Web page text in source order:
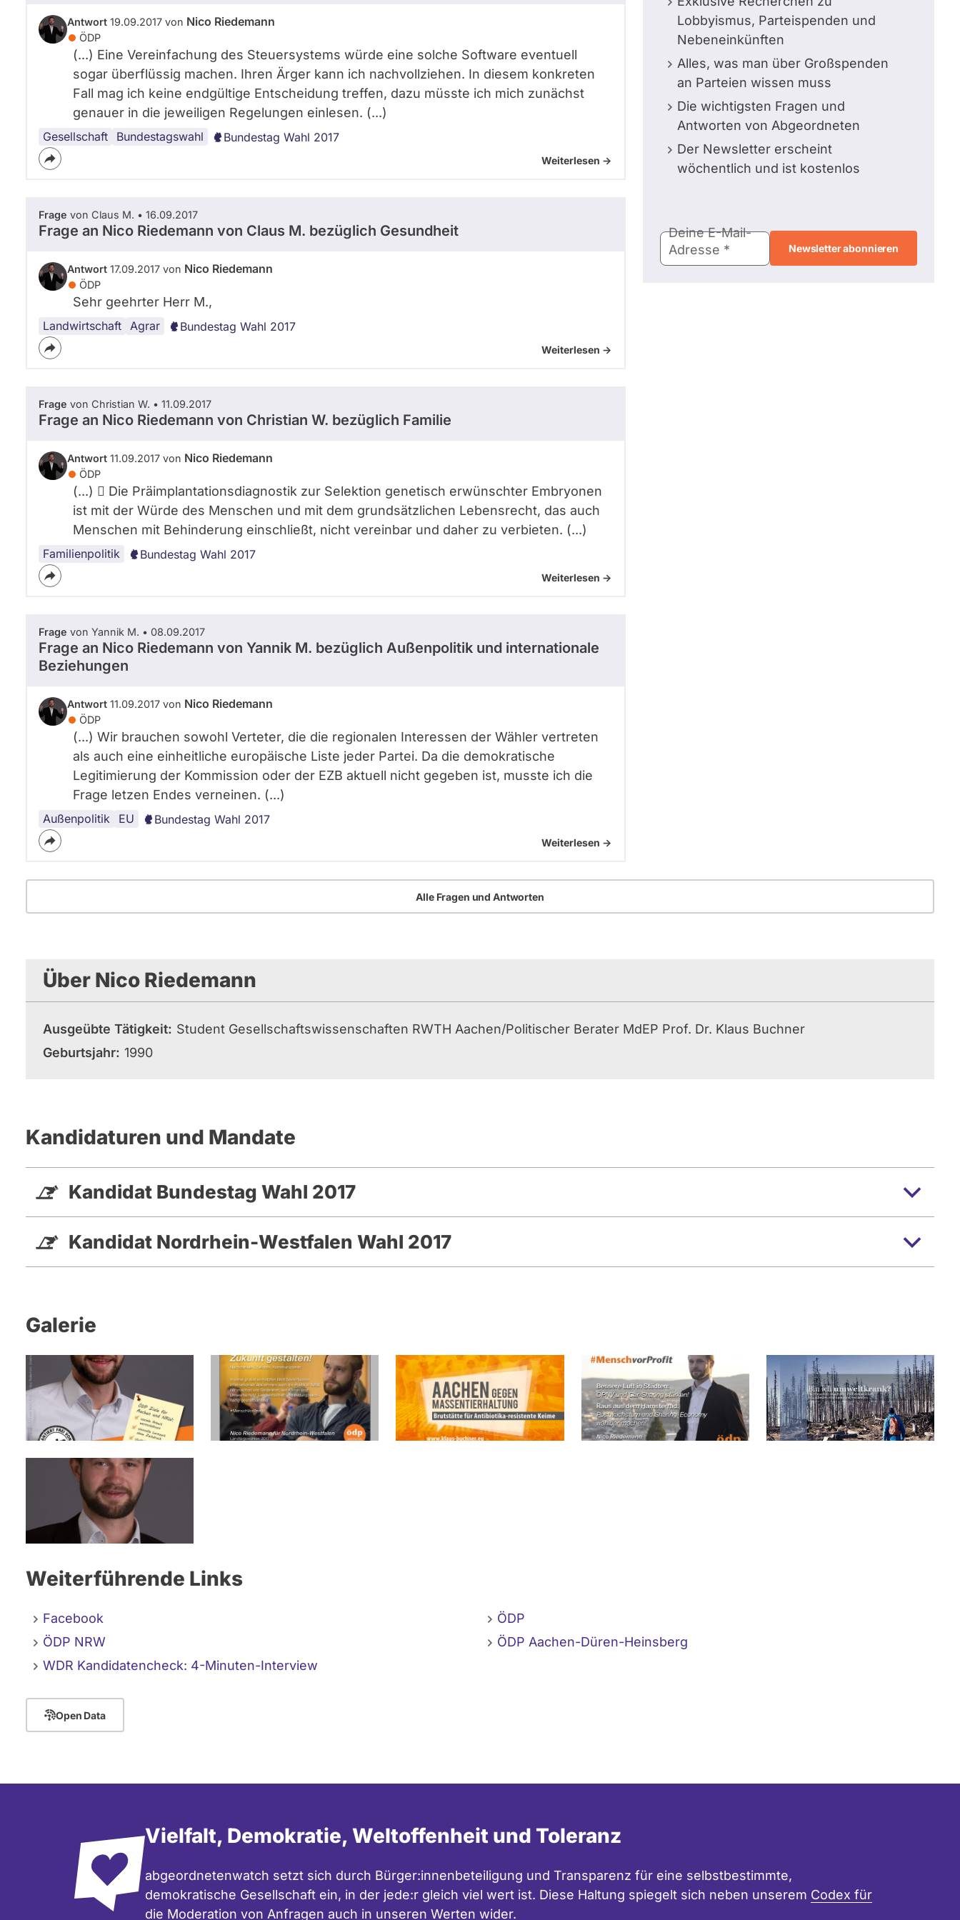
Antwort 19.09.2017 von Nico Riedemann
ÖDP
(...) Eine Vereinfachung des Steuersystems würde eine solche Software eventuell
sogar überflüssig machen. Ihren Ärger kann ich nachvollziehen. In diesem konkreten
Fall mag ich keine endgültige Entscheidung treffen, dazu müsste ich mich zunächst
genauer in die jeweiligen Regelungen einlesen. (...)
Gesellschaft Bundestagswahl
Armut
Lobbyismus
Umweltschutz Bundestag Wahl 2017
Weiterlesen ->
Frage von Claus M. • 16.09.2017
Frage an Nico Riedemann von Claus M. bezüglich Gesundheit
Antwort 17.09.2017 von Nico Riedemann
ÖDP
Sehr geehrter Herr M.,
Landwirtschaft Agrar
Massentierhaltung
Agrarsubventionen
EU
Glyphosat Bundestag Wahl 2017
Weiterlesen ->
Frage von Christian W. • 11.09.2017
Frage an Nico Riedemann von Christian W. bezüglich Familie
Antwort 11.09.2017 von Nico Riedemann
ÖDP
(...)  Die Präimplantationsdiagnostik zur Selektion genetisch erwünschter Embryonen
ist mit der Würde des Menschen und mit dem grundsätzlichen Lebensrecht, das auch
Menschen mit Behinderung einschließt, nicht vereinbar und daher zu verbieten. (...)
Familienpolitik Bundestag Wahl 2017
Weiterlesen ->
Frage von Yannik M. • 08.09.2017
Frage an Nico Riedemann von Yannik M. bezüglich Außenpolitik und internationale
Beziehungen
Antwort 11.09.2017 von Nico Riedemann
ÖDP
(...) Wir brauchen sowohl Verteter, die die regionalen Interessen der Wähler vertreten
als auch eine einheitliche europäische Liste jeder Partei. Da die demokratische
Legitimierung der Kommission oder der EZB aktuell nicht gegeben ist, musste ich die
Frage letzen Endes verneinen. (...)
Außenpolitik EU Bundestag Wahl 2017
Weiterlesen ->
Lobbyismus, Parteispenden und
Nebeneinkünften
Alles, was man über Großspenden
an Parteien wissen muss
Die wichtigsten Fragen und
Antworten von Abgeordneten
Der Newsletter erscheint
wöchentlich und ist kostenlos
Mail-
Adresse
Deine E-Mail-
Adresse
Alle Fragen und Antworten
Über Nico Riedemann
Ausgeübte Tätigkeit
Student Gesellschaftswissenschaften RWTH Aachen/Politischer Berater MdEP Prof. Dr. Klaus Buchner
Geburtsjahr 1990
Kandidaturen und Mandate
Kandidat Bundestag Wahl 2017
Kandidat Nordrhein-Westfalen Wahl 2017
Galerie
Weiterführende Links
Facebook
ÖDP
ÖDP NRW
ÖDP Aachen-Düren-Heinsberg
WDR Kandidatencheck: 4-Minuten-Interview
Open Data
Vielfalt, Demokratie, Weltoffenheit und Toleranz
abgeordnetenwatch setzt sich durch Bürger:innenbeteiligung und Transparenz für eine selbstbestimmte,
demokratische Gesellschaft ein, in der jede:r gleich viel wert ist. Diese Haltung spiegelt sich neben unserem Codex für
die Moderation von Anfragen auch in unseren Werten wider.